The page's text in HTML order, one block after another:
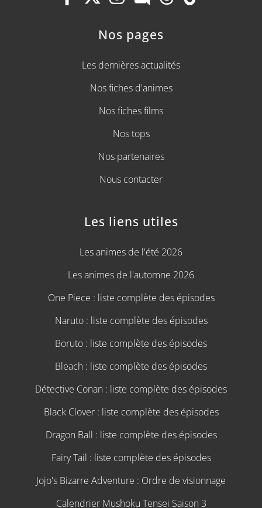
Nos pages
Les dernières actualités
Nos fiches d'animes
Nos fiches films
Nos tops
Nos partenaires
Nous contacter
Les liens utiles
Les animes de l'été 2026
Les animes de l'automne 2026
One Piece : liste complète des épisodes
Naruto : liste complète des épisodes
Boruto : liste complète des épisodes
Bleach : liste complète des épisodes
Détective Conan : liste complète des épisodes
Black Clover : liste complète des épisodes
Dragon Ball : liste complète des épisodes
Fairy Tail : liste complète des épisodes
Jojo's Bizarre Adventure : Ordre de visionnage
Calendrier Mushoku Tensei Saison 3